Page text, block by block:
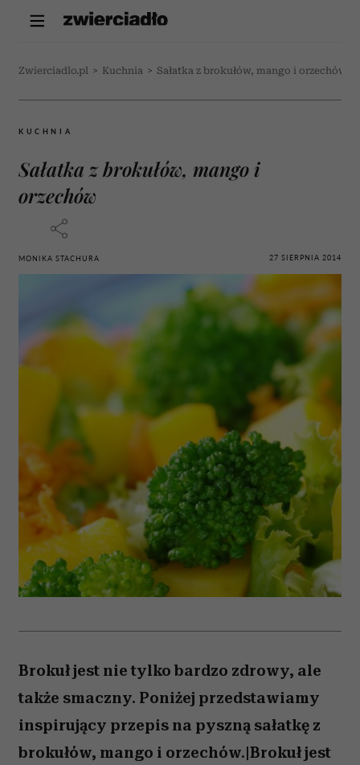
Zwierciadlo.pl > Kuchnia > Sałatka z brokułów, mango i orzechów
KUCHNIA
Sałatka z brokułów, mango i
orzechów
MONIKA STACHURA 27 SIERPNIA 2014
Brokuł jest nie tylko bardzo zdrowy, ale
także smaczny. Poniżej przedstawiamy
inspirujący przepis na pyszną sałatkę z
brokułów, mango i orzechów.|Brokuł jest